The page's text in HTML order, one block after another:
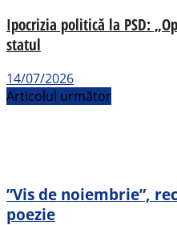
Ipocrizia politică la PSD:
statul
14/07/2026
Articolul următor
”Vis de noiembrie”,
poezie